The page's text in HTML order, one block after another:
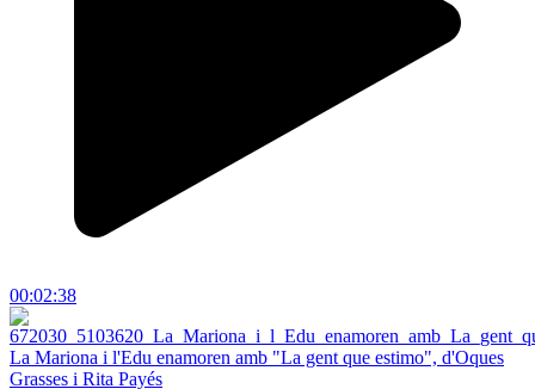
00:02:38
La Mariona i l'Edu enamoren amb "La gent que estimo", d'Oques
Grasses i Rita Payés